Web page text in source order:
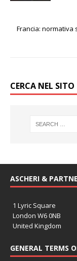
Francia: normativa
CERCA NEL SITO
ASCHERI &
1 Lyric Square
London W6 0NB
United Kingdom
GENERAL TERMS